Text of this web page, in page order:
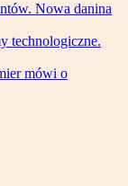
Nowa danina
technologiczne.
mówi o